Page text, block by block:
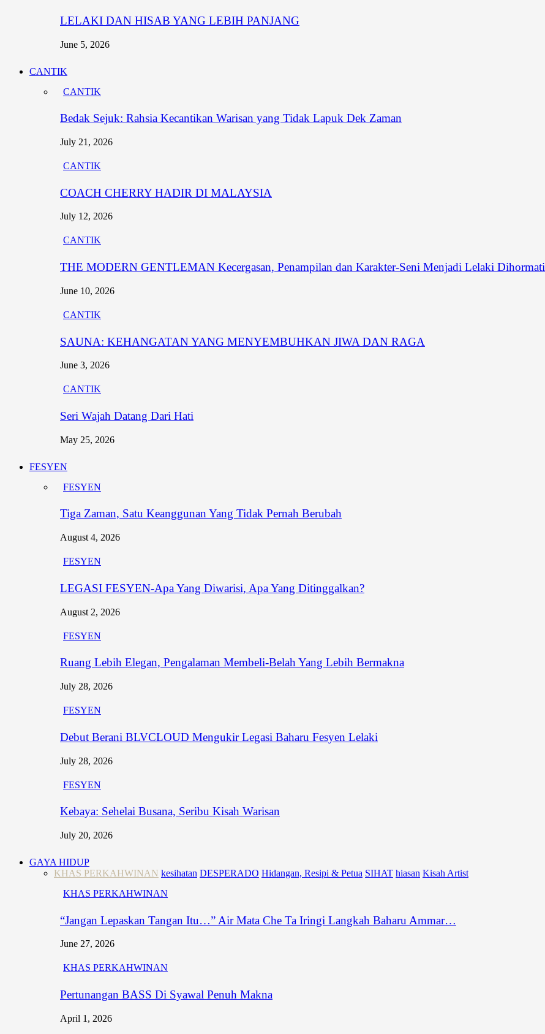
LELAKI DAN HISAB YANG LEBIH PANJANG
June 5, 2026
CANTIK
CANTIK
Bedak Sejuk: Rahsia Kecantikan Warisan yang Tidak Lapuk Dek Zaman
July 21, 2026
CANTIK
COACH CHERRY HADIR DI MALAYSIA
July 12, 2026
CANTIK
THE MODERN GENTLEMAN Kecergasan, Penampilan dan Karakter-Seni Menjadi Lelaki Dihormati
June 10, 2026
CANTIK
SAUNA: KEHANGATAN YANG MENYEMBUHKAN JIWA DAN RAGA
June 3, 2026
CANTIK
Seri Wajah Datang Dari Hati
May 25, 2026
FESYEN
FESYEN
Tiga Zaman, Satu Keanggunan Yang Tidak Pernah Berubah
August 4, 2026
FESYEN
LEGASI FESYEN-Apa Yang Diwarisi, Apa Yang Ditinggalkan?
August 2, 2026
FESYEN
Ruang Lebih Elegan, Pengalaman Membeli-Belah Yang Lebih Bermakna
July 28, 2026
FESYEN
Debut Berani BLVCLOUD Mengukir Legasi Baharu Fesyen Lelaki
July 28, 2026
FESYEN
Kebaya: Sehelai Busana, Seribu Kisah Warisan
July 20, 2026
GAYA HIDUP
KHAS PERKAHWINAN kesihatan DESPERADO Hidangan, Resipi & Petua SIHAT hiasan Kisah Artist
KHAS PERKAHWINAN
“Jangan Lepaskan Tangan Itu…” Air Mata Che Ta Iringi Langkah Baharu Ammar…
June 27, 2026
KHAS PERKAHWINAN
Pertunangan BASS Di Syawal Penuh Makna
April 1, 2026